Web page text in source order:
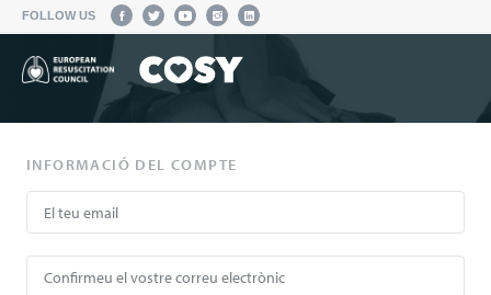
FOLLOW US
INFORMACIÓ DEL COMPTE